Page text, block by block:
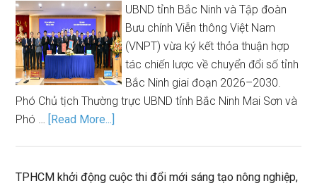
UBND tỉnh Bắc Ninh và Tập đoàn
Bưu chính Viễn thông Việt Nam
(VNPT) vừa ký kết thỏa thuận hợp
tác chiến lược về chuyển đổi số tỉnh
Bắc Ninh giai đoạn 2026–2030.
Phó Chủ tịch Thường trực UBND tỉnh Bắc Ninh Mai Sơn và
Phó … [Read More...]
TPHCM khởi động cuộc thi đổi mới sáng tạo nông nghiệp,